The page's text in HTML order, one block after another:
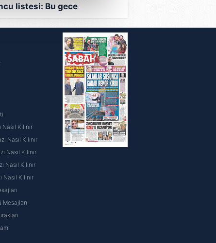
kullanılmaktadır. Bu
sunulması
ve sizlere yönelik
detaylı bilgi için Ayarlar
ve sitemizde ilgili
listesi: Bu gece
Hangi şehirde ve
çekildi?
Kılınır
Nasıl Kılınır
Nasıl Kılınır
Nasıl Kılınır
Kılınır
Mesajları